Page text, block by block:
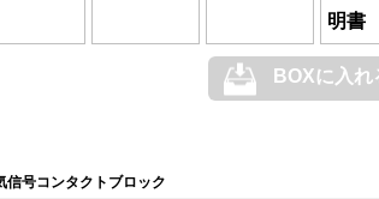
明書
BOXに入れ
号コンタクトブロック